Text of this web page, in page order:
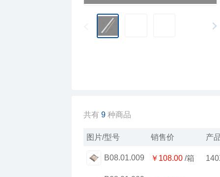
共有 9种商品
图片/型号 销售价 产
B08.01.009 ￥108.00/箱